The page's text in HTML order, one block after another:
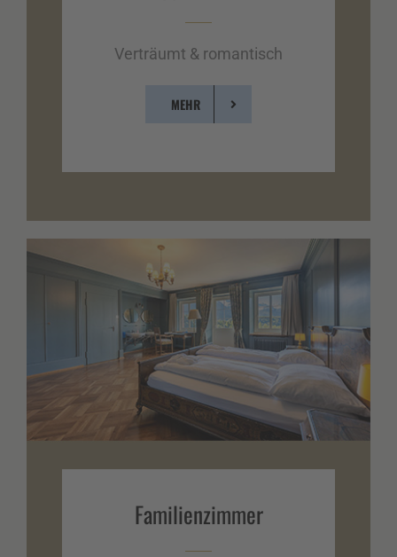
Verträumt & romantisch
MEHR
Familien­zimmer